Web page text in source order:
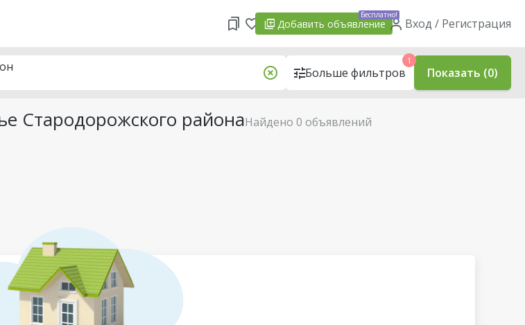
Добавить объявление
Бесплатно!
Вход / Регистрация
Стародорожского районаНайдено 0 объявлений
Больше фильтров
1
Показать (0)